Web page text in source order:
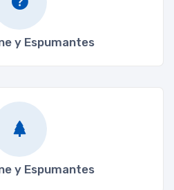
y Espumantes
y Espumantes